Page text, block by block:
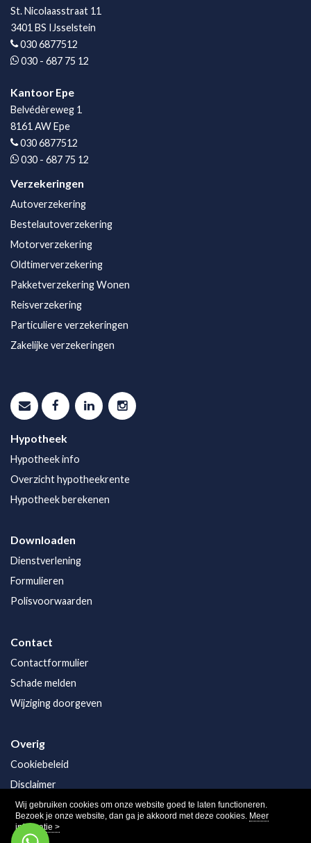
Wij gebruiken cookies om onze website goed te laten functioneren.
Bezoek je onze website, dan ga je akkoord met deze cookies. Meer
informatie >
St. Nicolaasstraat 11
3401 BS IJsselstein
030 6877512
030 - 687 75 12
Kantoor Epe
Belvédèreweg 1
8161 AW Epe
030 6877512
030 - 687 75 12
Verzekeringen
Autoverzekering
Bestelautoverzekering
Motorverzekering
Oldtimerverzekering
Pakketverzekering Wonen
Reisverzekering
Particuliere verzekeringen
Zakelijke verzekeringen
Hypotheek
Hypotheek info
Overzicht hypotheekrente
Hypotheek berekenen
Downloaden
Dienstverlening
Formulieren
Polisvoorwaarden
Contact
Contactformulier
Schade melden
Wijziging doorgeven
Overig
Cookiebeleid
Disclaimer
Privacy